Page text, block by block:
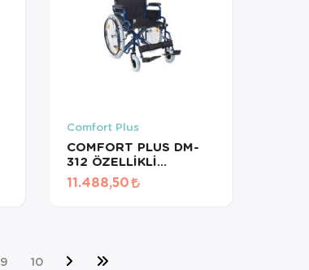
Comfort Plus
COMFORT PLUS DM-
312 ÖZELLİKLİ
TEKERLEKLİ
SANDALYE 50CM
11.488,50
9 10